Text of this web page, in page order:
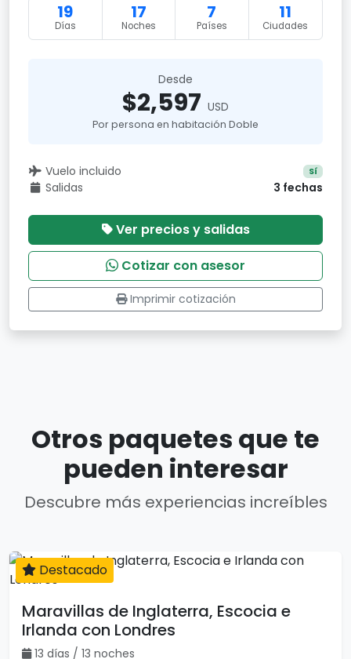
19
Días
17
Noches
7
Países
11
Ciudades
Desde
$2,597 USD
Por persona en habitación Doble
Vuelo incluido Sí
Salidas 3 fechas
Ver precios y salidas
Cotizar con asesor
Imprimir cotización
Otros paquetes que te
pueden interesar
Descubre más experiencias increíbles
Destacado